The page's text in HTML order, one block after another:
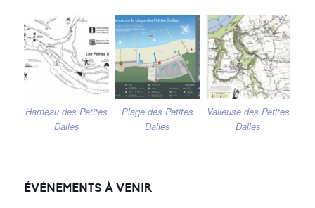
Hameau des Petites
Dalles
Plage des Petites
Dalles
Valleuse des Petites
Dalles
ÉVÉNEMENTS À VENIR